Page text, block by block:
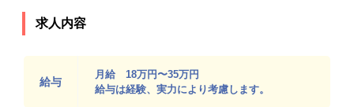
求人内容
給与
月給 18万円〜35万円
給与は経験、実力により考慮します。